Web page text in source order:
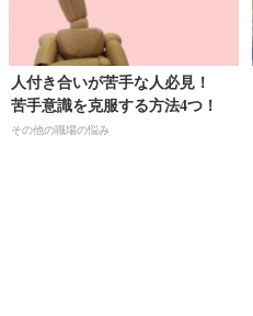
人付き合いが苦手な人必見！
苦手意識を克服する方法4つ！
その他の職場の悩み